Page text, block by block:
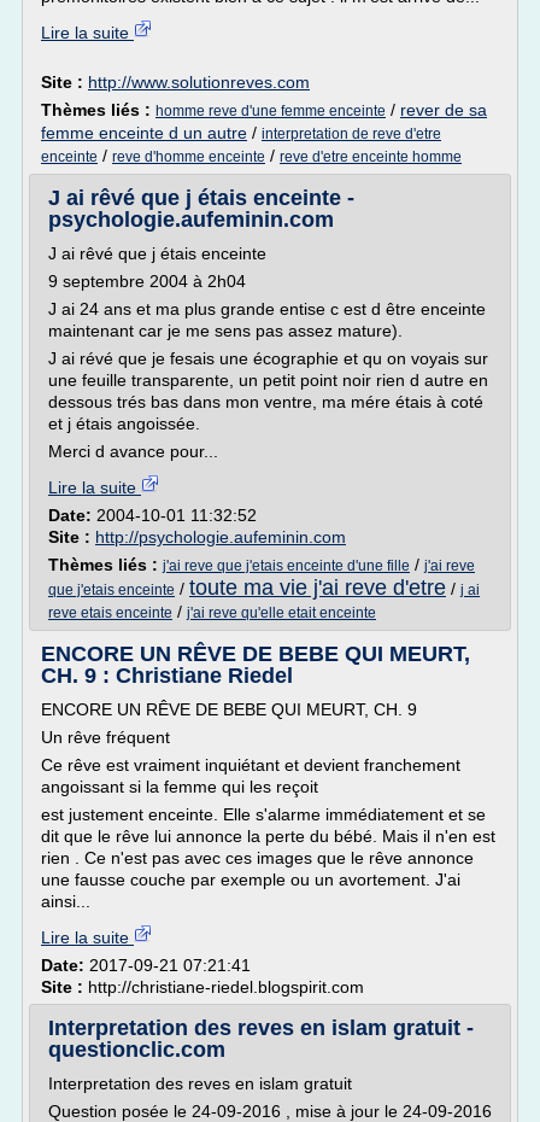
Lire la suite
Site : http://www.solutionreves.com
Thèmes liés : homme reve d'une femme enceinte / rever de sa
femme enceinte d un autre / interpretation de reve d'etre
enceinte / reve d'homme enceinte / reve d'etre enceinte homme
J ai rêvé que j étais enceinte -
psychologie.aufeminin.com
J ai rêvé que j étais enceinte
9 septembre 2004 à 2h04
J ai 24 ans et ma plus grande entise c est d être enceinte
maintenant car je me sens pas assez mature).
J ai révé que je fesais une écographie et qu on voyais sur
une feuille transparente, un petit point noir rien d autre en
dessous trés bas dans mon ventre, ma mére étais à coté
et j étais angoissée.
Merci d avance pour...
Lire la suite
Date: 2004-10-01 11:32:52
Site : http://psychologie.aufeminin.com
Thèmes liés : j'ai reve que j'etais enceinte d'une fille / j'ai reve
que j'etais enceinte / toute ma vie j'ai reve d'etre / j ai
reve etais enceinte / j'ai reve qu'elle etait enceinte
ENCORE UN RÊVE DE BEBE QUI MEURT,
CH. 9 : Christiane Riedel
ENCORE UN RÊVE DE BEBE QUI MEURT, CH. 9
Un rêve fréquent
Ce rêve est vraiment inquiétant et devient franchement
angoissant si la femme qui les reçoit
est justement enceinte. Elle s'alarme immédiatement et se
dit que le rêve lui annonce la perte du bébé. Mais il n'en est
rien . Ce n'est pas avec ces images que le rêve annonce
une fausse couche par exemple ou un avortement. J'ai
ainsi...
Lire la suite
Date: 2017-09-21 07:21:41
Site : http://christiane-riedel.blogspirit.com
Interpretation des reves en islam gratuit -
questionclic.com
Interpretation des reves en islam gratuit
Question posée le 24-09-2016 , mise à jour le 24-09-2016